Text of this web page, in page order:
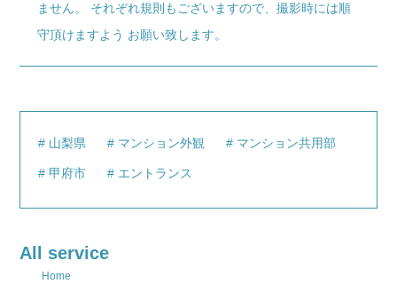
ません。 それぞれ規則もございますので、撮影時には順
守頂けますよう お願い致します。
山梨県 マンション外観 マンション共用部
甲府市 エントランス
All service
Home